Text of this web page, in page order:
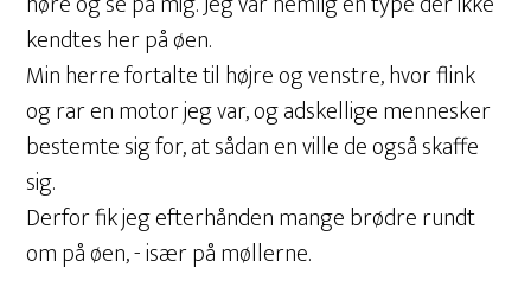
kendtes her på øen.
Min herre fortalte til højre og venstre, hvor flink
og rar en motor jeg var, og adskellige mennesker
bestemte sig for, at sådan en ville de også skaffe
sig.
Derfor fik jeg efterhånden mange brødre rundt
om på øen, - især på møllerne.